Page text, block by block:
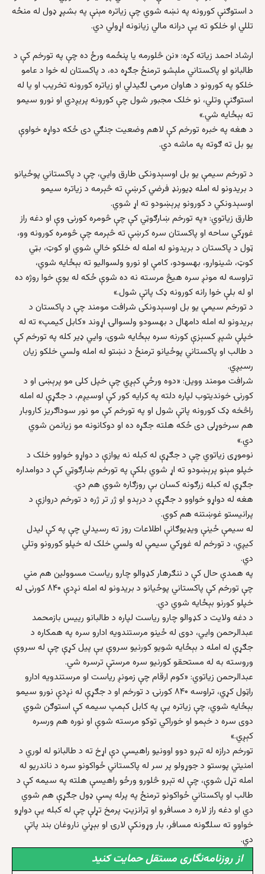
د استوګنې کورونه په نښه شوي چې زیاتره مېنې په بشپړ ډول له منځه
تللي او خلکو ته یې درانه مالي زیانونه اړولي دي.
ارشاد احمد زیاته کړه: «نن څلورمه یا پنځمه ورځ ده چې په تورخم کې د
طالبانو او پاکستاني ملېشو ترمنځ جګړه ده، د پاکستان له خوا د عامو
خلکو په کورونو د هاوان مرمۍ لګیدلي او زیاتره کورونه تخریب او یا له
استوګنې وتلي، نو خلک مجبور شول چې کورونه پریږدي او نورو سیمو
ته بېځایه شي.»
د هغه په خبره تورخم کې لاهم وضعیت جنګي دی ځکه دواړه خواوې
یو بل ته ګوته په ماشه دي.
د تورخم سیمې یو بل اوسېدونکی طارق وایي، چې د پاکستاني پوځیانو
د بریدونو له امله ډیورنډ فرضي کرښې ته څېرمه د زیاتره سیمو
اوسېدونکي د کورونو پرېښودو ته اړ شوي.
طارق زیاتوي: «په تورخم ښارګوټي کې چې څومره کورنۍ وې او دغه راز
غوړکي ساحه او پاکستان سره کرښې ته څېرمه چې څومره کورونه وو،
ټول د پاکستان د بریدونو له امله له خلکو خالي شوي او کوټ، بټي
کوټ، شینوارو، بهسودو، کامې او نورو ولسوالیو ته بېځایه شوي،
تراوسه له مونږ سره هیڅ مرسته نه ده شوې ځکه له یوې خوا روژه ده
او له بلې خوا رانه کورونه ډک پاتې شول.»
د تورخم سیمې یو بل اوسېدونکی شرافت مومند چې د پاکستان د
بریدونو له امله دامهال د بهسودو ولسوالۍ اړوند «کابل کیمپ» ته له
خپلې شپږ کسېزې کورنه سره بېځایه شوی، وایي ډیر کله په تورخم کې
د طالب او پاکستاني پوځیانو ترمنځ د نښتو له امله ولسي خلکو زیان
رسیږي.
شرافت مومند وویل: «دوه ورځې کېږي چې خپل کلی مو پرېښی او د
کورنۍ خوندیتوب لپاره دلته په کرایه کور کې اوسیږم، د جګړې له امله
راڅخه ډک کورونه پاتې شول او په تورخم کې مو نور سوداګریز کاروبار
هم سرخوړلی دی ځکه هلته جګړه ده او دوکانونه مو زیانمن شوي
دي.»
نوموړی زیاتوي چې د جګړې له کبله نه یوازې د دواړو خواوو خلک د
خپلو مېنو پرېښودو ته اړ شوي بلکې په تورخم ښارګوټي کې د دوامداره
جګړې له کبله زرګونه کسان بې روزګاره شوي هم دي.
هغه له دواړو خواوو د جګړې د درېدو او ژر تر ژره د تورخم دروازې د
پرانیستو غوښتنه هم کوي.
له سیمې ځینې ويډیوګانې اطلاعات روز ته رسیدلي چې په کې لیدل
کیږي، د تورخم له غوړکي سیمې له ولسي خلک له خپلو کورونو وتلي
دي.
په همدې حال کې د ننګرهار کډوالو چارو ریاست مسوولین هم مني
چې تورخم کې پاکستاني پوځیانو د بریدونو له امله نږدې ۸۴۰ کورنۍ له
خپلو کورنو بېځایه شوي دي.
د دغه ولایت د کډوالو چارو ریاست لپاره د طالبانو رییس بازمحمد
عبدالرحمن وایي، دوی له ځینو مرستندویه ادارو سره په همکاره د
جګړې له امله د بېځایه شویو کورنیو سروې یې پیل کړې چې له سروې
وروسته به له مستحقو کورنیو سره مرستې ترسره شي.
عبدالرحمن زیاتوي: «کوم ارقام چې زمونږ ریاست او مرستندویه ادارو
راټول کړي، تراوسه ۸۴۰ کورنۍ د تورخم او د جګړې له نږدې نورو سیمو
بېځایه شوي، چې زیاتره یې په کابل کېمپ سیمه کې استوګن شوي
دوی سره د خېمو او خوراکي توکو مرسته شوې او نوره هم ورسره
کېږي.»
تورخم درازه له تېرو دوو اوونیو راهیسې دې اړخ ته د طالبانو له لوري د
امنیتي پوستو د جوړولو پر سر له پاکستاني ځواکونو سره د ناندریو له
امله تړل شوې، چې له تېرو څلورو ورځو راهیسې هلته په سیمه کې د
طالب او پاکستاني ځواکونو ترمنځ په پرله پسې ډول جګړې هم شوي
دي او دغه راز لاره د مسافرو او ټرانزیټ پرمخ تړلې چې له کبله یې دواړو
خواوو ته سلګونه مسافر، بار وړونکې لارۍ او بېړني ناروغان بند پاتې
دي.
از روزنامه‌نگاری مستقل حمایت کنید